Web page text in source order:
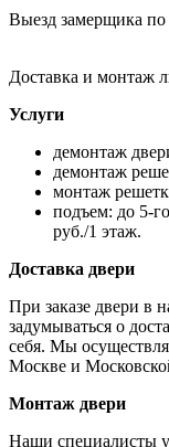
Выезд замерщика
Доставка и монтаж
Услуги
демонтаж
демонтаж
монтаж
подъем: до 5-
руб./1 этаж.
Доставка двери
При заказе двери в
задумываться о
себя. Мы
Москве и
Монтаж двери
Наши специалисты